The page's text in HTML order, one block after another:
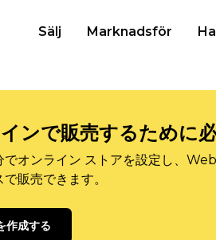
Sälj Marknadsför
ンで販売するために
でオンライン ストアを設定し、
で販売できます。
作成する